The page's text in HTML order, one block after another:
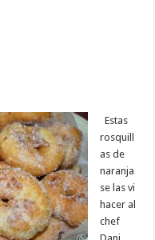
Estas
rosquill
as de
naranja
se las vi
hacer al
chef